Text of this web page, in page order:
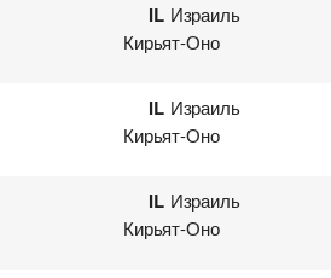
IL Израиль
Кирьят-Оно
IL Израиль
Кирьят-Оно
IL Израиль
Кирьят-Оно